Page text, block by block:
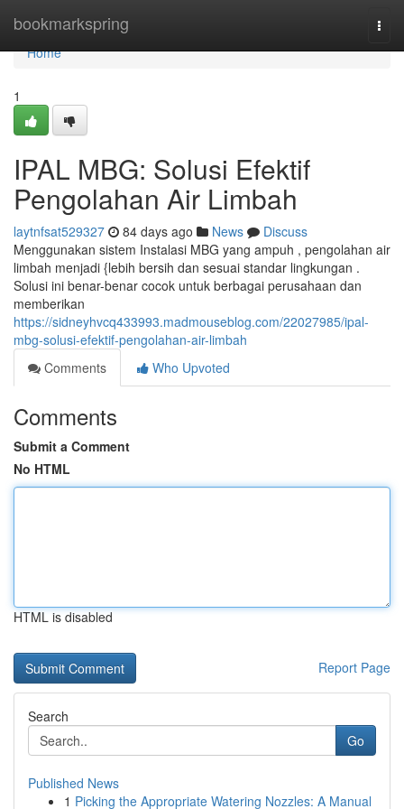
bookmarkspring
Home
Home
1
IPAL MBG: Solusi Efektif
Pengolahan Air Limbah
laytnfsat529327 84 days ago News
Discuss
Menggunakan sistem Instalasi MBG yang ampuh , pengolahan air
limbah menjadi {lebih bersih dan sesuai standar lingkungan .
Solusi ini benar-benar cocok untuk berbagai perusahaan dan
memberikan
https://sidneyhvcq433993.madmouseblog.com/22027985/ipal-
mbg-solusi-efektif-pengolahan-air-limbah
Comments
Who Upvoted
Comments
Submit a Comment
No HTML
HTML is disabled
Report Page
Search
Go
Published News
1 Picking the Appropriate Watering Nozzles: A Manual